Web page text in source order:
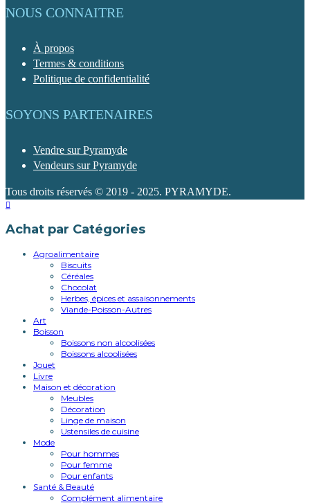
NOUS CONNAITRE
À propos
Termes & conditions
Politique de confidentialité
SOYONS PARTENAIRES
Vendre sur Pyramyde
Vendeurs sur Pyramyde
Tous droits réservés © 2019 - 2025. PYRAMYDE.
Achat par Catégories
Agroalimentaire
Biscuits
Céréales
Chocolat
Herbes, épices et assaisonnements
Viande-Poisson-Autres
Art
Boisson
Boissons non alcoolisées
Boissons alcoolisées
Jouet
Livre
Maison et décoration
Meubles
Décoration
Linge de maison
Ustensiles de cuisine
Mode
Pour hommes
Pour femme
Pour enfants
Santé & Beauté
Complément alimentaire